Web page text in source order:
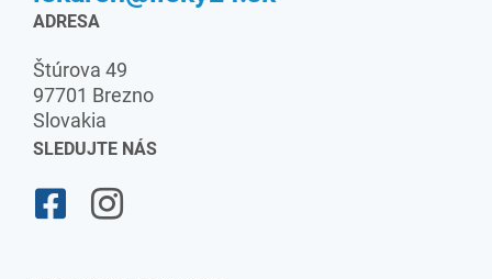
ADRESA
Štúrova 49
97701 Brezno
Slovakia
SLEDUJTE NÁS